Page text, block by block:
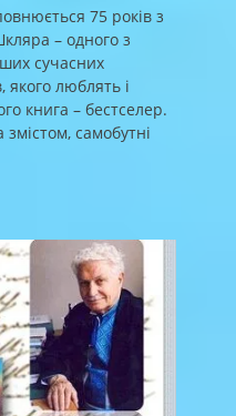
75 років з
– одного з
сучасних
якого люблять і
книга – бестселер.
самобутні